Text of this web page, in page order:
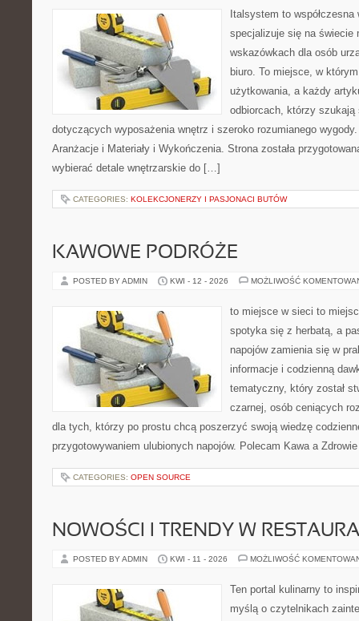
Italsystem to
specjalizuje się na świecie
wskazówkach dla osób
biuro. To miejsce, w
użytkowania, a każdy
odbiorcach, którzy szukają
dotyczących wyposażenia wnętrz i szeroko rozumianego
Aranżacje i Materiały i Wykończenia. Strona została
wybierać detale wnętrzarskie do […]
CATEGORIES: KOLEKCJONERZY I PASJONACI BUTÓW
KAWOWE PODRÓŻE
POSTED BY ADMIN KWI - 12 - 2026 MOŻLIWOŚĆ
to miejsce w sieci to
spotyka się z herbatą, a
napojów zamienia się w
informacje i codzienną
tematyczny, który został
czarnej, osób ceniących
dla tych, którzy po prostu chcą poszerzyć swoją wiedzę
przygotowywaniem ulubionych napojów. Polecam Kawa a
CATEGORIES: OPEN SOURCE
NOWOŚCI I TRENDY W
POSTED BY ADMIN KWI - 11 - 2026 MOŻLIWOŚĆ
Ten portal kulinarny to
myślą o czytelnikach